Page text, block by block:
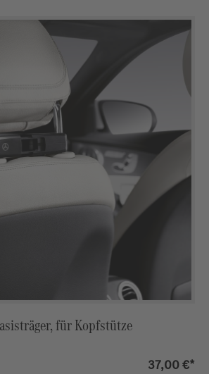
für Kopfstütze
37,00 €*